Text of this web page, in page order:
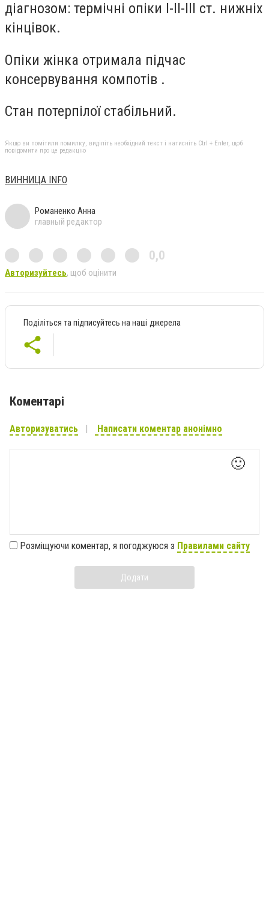
діагнозом: термічні опіки I-II-III ст. нижніх
кінцівок.
Опіки жінка отримала підчас
консервування компотів .
Стан потерпілої стабільний.
Якщо ви помітили помилку, виділіть необхідний текст і натисніть Ctrl + Enter, щоб
повідомити про це редакцію
ВИННИЦА INFO
Романенко Анна
главный редактор
0,0
Авторизуйтесь, щоб оцінити
Поділіться та підписуйтесь на наші джерела
Коментарі
Авторизуватись Написати коментар анонімно
🙂
Розміщуючи коментар, я погоджуюся з Правилами сайту
Додати